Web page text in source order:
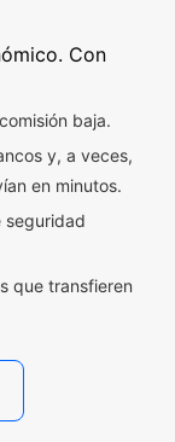
Con
baja.
y, a veces,
en minutos.
seguridad
que transfieren